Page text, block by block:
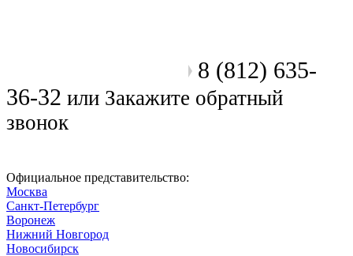
8 (812) 635-
36-32 или Закажите обратный
звонок
Официальное представительство:
Москва
Санкт-Петербург
Воронеж
Нижний Новгород
Новосибирск